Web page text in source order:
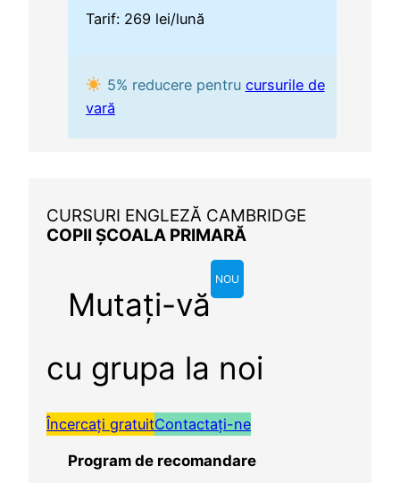
Tarif: 269 lei/lună
5% reducere pentru cursurile de
vară
CURSURI ENGLEZĂ CAMBRIDGE
COPII ȘCOALA PRIMARĂ
Mutați-vă
NOU
cu grupa la noi
Încercați gratuitContactați-ne
Program de recomandare